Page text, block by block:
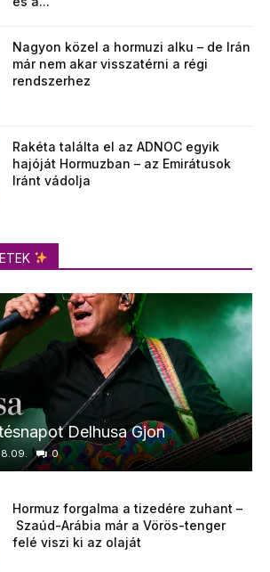
Nagyon közel a hormuzi alku – de Irán
már nem akar visszatérni a régi
rendszerhez
Rakéta találta el az ADNOC egyik
hajóját Hormuzban – az Emirátusok
Iránt vádolja
Delhusa Gjon
0
Hormuz forgalma a tizedére zuhant –
Szaúd-Arábia már a Vörös-tenger
felé viszi ki az olaját